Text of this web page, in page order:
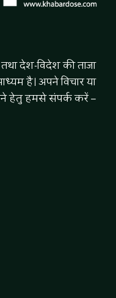
देश-विदेश की ताजा
है। अपने विचार या
हेतु हमसे संपर्क करें –